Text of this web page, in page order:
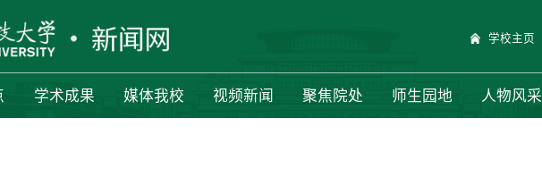
学校主页
学术成果 媒体我校 视频新闻 聚焦院处 师生园地 人物风采